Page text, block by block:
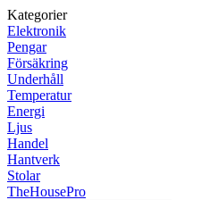
Kategorier
Elektronik
Pengar
Försäkring
Underhåll
Temperatur
Energi
Ljus
Handel
Hantverk
Stolar
TheHousePro